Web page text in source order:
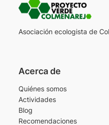
Asociación ecologista de
Acerca de
Quiénes somos
Actividades
Blog
Recomendaciones